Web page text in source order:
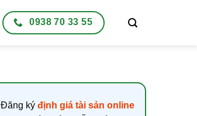
0938 70 33 55
Đăng ký định giá tài sản online